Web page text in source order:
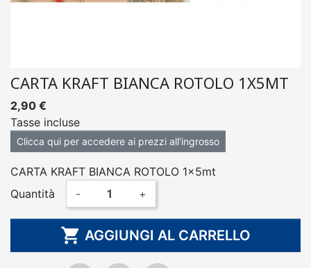
CARTA KRAFT BIANCA ROTOLO 1X5MT
2,90 €
Tasse incluse
Clicca qui per accedere ai prezzi all'ingrosso
CARTA KRAFT BIANCA ROTOLO 1x5mt
Quantità
- +
 AGGIUNGI AL CARRELLO